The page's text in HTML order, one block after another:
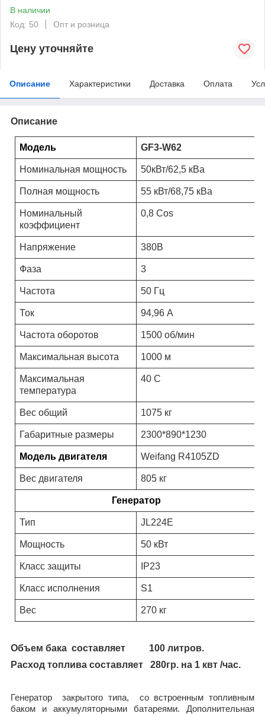
В наличии
Код: 50
Опт и розница
Цену уточняйте
Описание Характеристики Доставка Оплата
Описание
Модель GF3-W62
Номинальная мощность 50кВт/62,5 кВа
Полная мощность 55 кВт/68,75 кВа
Номинальный
коэффициент
0,8 Cos
Напряжение 380В
Фаза 3
Частота 50 Гц
Ток 94,96 А
Частота оборотов 1500 об/мин
Максимальная высота 1000 м
Максимальная
температура
40 С
Вес общий 1075 кг
Габаритные размеры 2300*890*1230
Модель двигателя Weifang R4105ZD
Вес двигателя 805 кг
Генератор
Тип JL224E
Мощность 50 кВт
Класс защиты IP23
Класс исполнения S1
Вес 270 кг
Объем бака составляет
100 литров.
Расход топлива составляет
280гр. на 1 квт /час.
Генератор закрытого типа,
со встроенным топливным
баком и аккумуляторными батареями. Дополнительная